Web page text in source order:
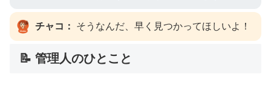
チャコ： そうなんだ、早く見つかってほしいよ！
📝 管理人のひとこと